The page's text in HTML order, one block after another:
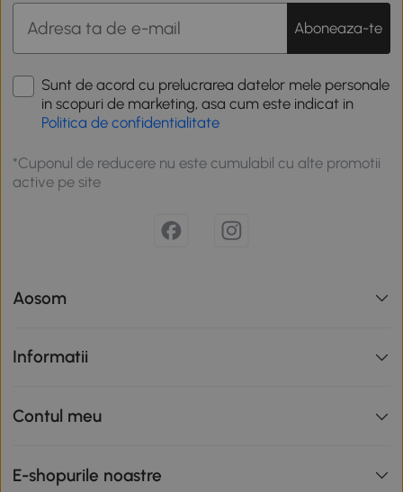
Aboneaza-te
Sunt de acord cu prelucrarea datelor mele personale
in scopuri de marketing, asa cum este indicat in
Politica de confidentialitate
*Cuponul de reducere nu este cumulabil cu alte promotii
active pe site
Aosom
Informatii
Contul meu
E-shopurile noastre